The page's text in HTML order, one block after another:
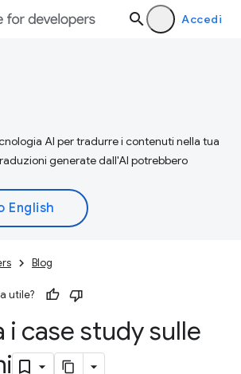
Accedi
AI per tradurre i contenuti nella tua
generate dall'AI potrebbero
Blog
utile?
i case study sulle